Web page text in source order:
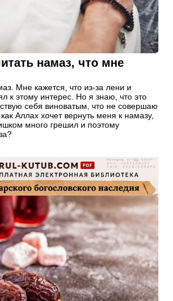
намаз, что мне
Мне кажется, что из-за лени и
к этому интерес. Но я знаю, что это
себя виноватым, что не совершаю
Аллах хочет вернуть меня к намазу,
много грешил и поэтому